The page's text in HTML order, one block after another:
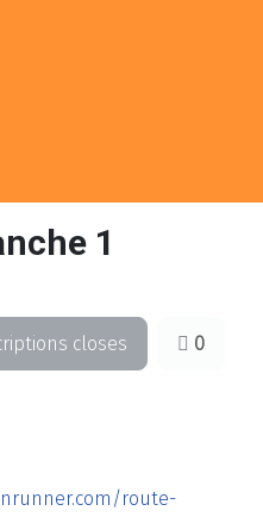
1
closes
0
route-